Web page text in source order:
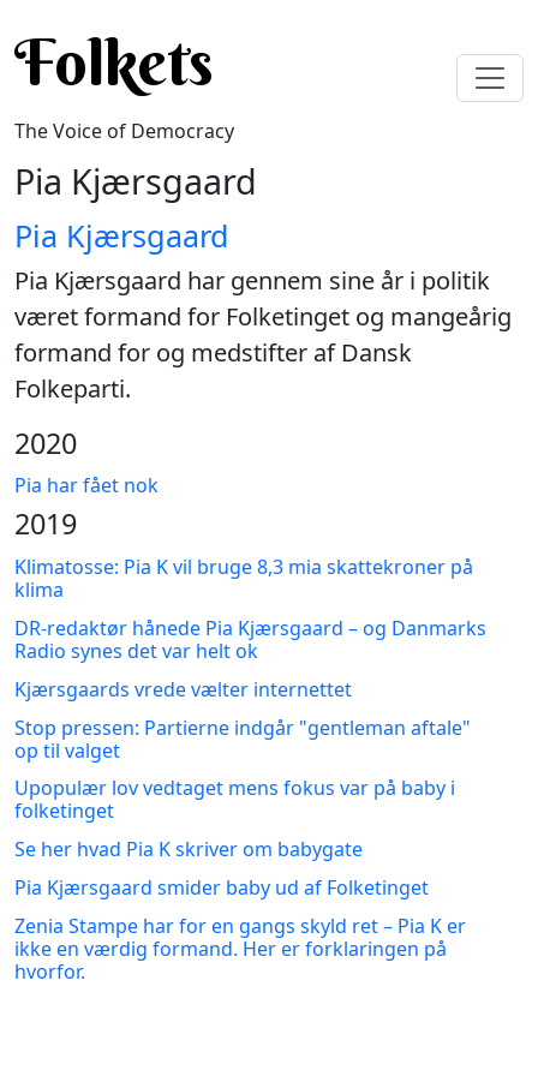
Folkets
The Voice of Democracy
Pia Kjærsgaard
Pia Kjærsgaard
Pia Kjærsgaard har gennem sine år i politik
været formand for Folketinget og mangeårig
formand for og medstifter af Dansk
Folkeparti.
2020
Pia har fået nok
2019
Klimatosse: Pia K vil bruge 8,3 mia skattekroner på
klima
DR-redaktør hånede Pia Kjærsgaard – og Danmarks
Radio synes det var helt ok
Kjærsgaards vrede vælter internettet
Stop pressen: Partierne indgår "gentleman aftale"
op til valget
Upopulær lov vedtaget mens fokus var på baby i
folketinget
Se her hvad Pia K skriver om babygate
Pia Kjærsgaard smider baby ud af Folketinget
Zenia Stampe har for en gangs skyld ret – Pia K er
ikke en værdig formand. Her er forklaringen på
hvorfor.